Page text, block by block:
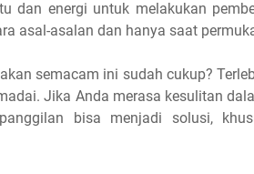
dan energi untuk melakukan
asal-asalan dan hanya saat
semacam ini sudah cukup?
Jika Anda merasa kesulitan
bisa menjadi solusi,